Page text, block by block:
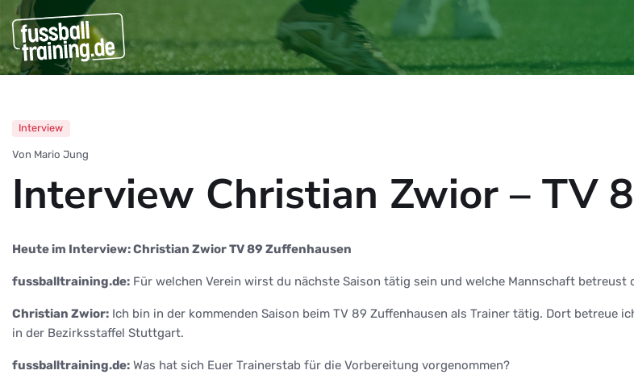
Interview
Von Mario Jung
Interview Christian Zwior – TV
Heute im Interview: Christian Zwior TV 89 Zuffenhausen
fussballtraining.de: Für welchen Verein wirst du nächste Saison tätig sein und welche Mannschaft betreust
Christian Zwior: Ich bin in der kommenden Saison beim TV 89 Zuffenhausen als Trainer tätig. Dort
in der Bezirksstaffel Stuttgart.
fussballtraining.de: Was hat sich Euer Trainerstab für die Vorbereitung vorgenommen?